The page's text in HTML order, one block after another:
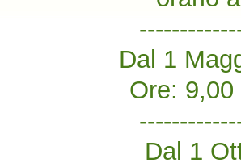
Dal 1
Ore:
Dal 1